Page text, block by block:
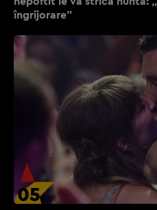
îngrijorare”
05